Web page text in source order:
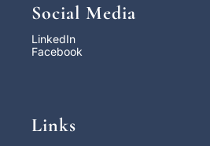
Social Media
LinkedIn
Facebook
Links